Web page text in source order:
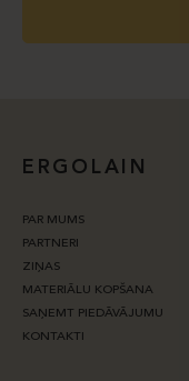
ERGOLAIN
PAR MUMS
PARTNERI
ZIŅAS
MATERIĀLU KOPŠANA
SAŅEMT PIEDĀVĀJUMU
KONTAKTI